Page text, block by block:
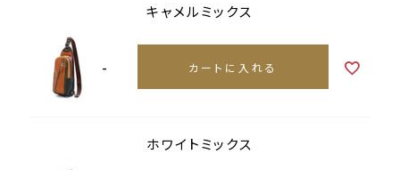
キャメルミックス
- カートに入れる
ホワイトミックス